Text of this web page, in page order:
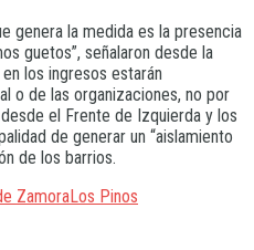
genera la medida es la presencia
guetos”, señalaron desde la
los ingresos estarán
o de las organizaciones, no por
el Frente de Izquierda y los
de generar un “aislamiento
de los barrios.
ZamoraLos Pinos